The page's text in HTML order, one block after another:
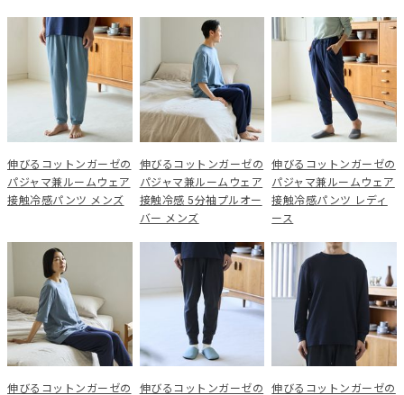
伸びるコットンガーゼの
パジャマ兼ルームウェア
接触冷感パンツ メンズ
伸びるコットンガーゼの
パジャマ兼ルームウェア
接触冷感 5分袖プルオー
バー メンズ
伸びるコットンガーゼの
パジャマ兼ルームウェア
接触冷感パンツ レディ
ース
伸びるコットンガーゼの 伸びるコットンガーゼの 伸びるコットンガーゼの